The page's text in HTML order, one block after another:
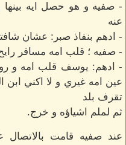
- صفيه و هو حصل ايه
عنه
- ادهم بنفاذ صبر: عشان
- صفيه ؛ قلب امه مسافر
- ادهم: يوسف قلب امه و
عين امه غيري و لا اكني ابن
تقرف بلد
ثم لملم اشياؤه و خرج.
عند صفيه قامت بالاتصال